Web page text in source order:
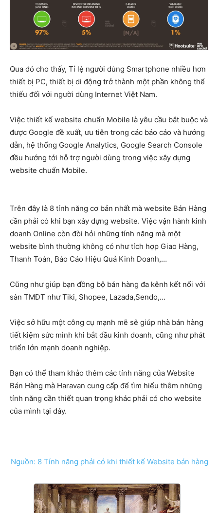
Qua đó cho thấy, Tỉ lệ người dùng Smartphone nhiều hơn
thiết bị PC, thiết bị di động trở thành một phần không thể
thiếu đối với người dùng Internet Việt Nam.
Việc thiết kế website chuẩn Mobile là yêu cầu bắt buộc và
được Google đề xuất, ưu tiên trong các báo cáo và hướng
dẫn, hệ thống Google Analytics, Google Search Console
đều hướng tới hỗ trợ người dùng trong việc xây dựng
website chuẩn Mobile.
Trên đây là 8 tính năng cơ bản nhất mà website Bán Hàng
cần phải có khi bạn xây dựng website. Việc vận hành kinh
doanh Online còn đòi hỏi những tính năng mà một
website bình thường không có như tích hợp Giao Hàng,
Thanh Toán, Báo Cáo Hiệu Quả Kinh Doanh,…
Cũng như giúp bạn đồng bộ bán hàng đa kênh kết nối với
sàn TMĐT như Tiki, Shopee, Lazada,Sendo,…
Việc sở hữu một công cụ mạnh mẽ sẽ giúp nhà bán hàng
tiết kiệm sức mình khi bắt đầu kinh doanh, cũng như phát
triển lớn mạnh doanh nghiệp.
Bạn có thể tham khảo thêm các tính năng của Website
Bán Hàng mà Haravan cung cấp để tìm hiểu thêm những
tính năng cần thiết quan trọng khác phải có cho website
của mình tại đây.
Nguồn: 8 Tính năng phải có khi thiết kế Website bán hàng